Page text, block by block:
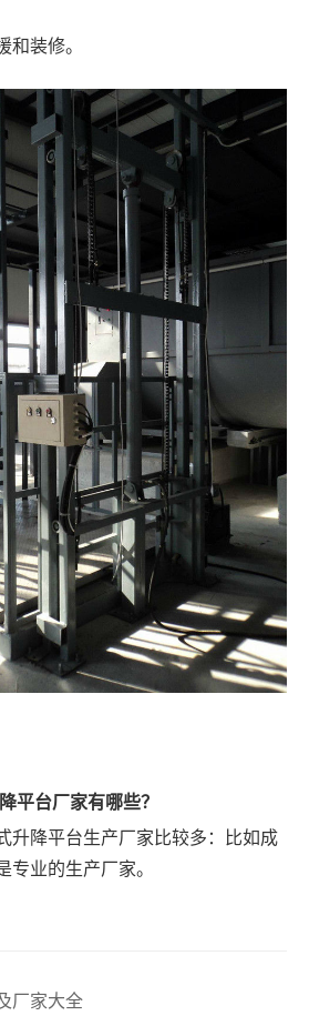
装修。
平台厂家有哪些？
升降平台生产厂家比较多：比如成
业的生产厂家。
厂家大全